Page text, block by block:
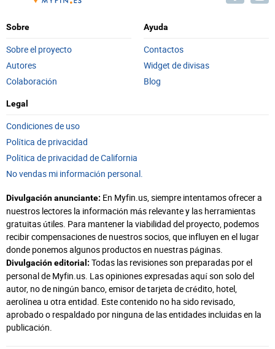
Sobre
Sobre el proyecto
Autores
Colaboración
Ayuda
Contactos
Widget de divisas
Blog
Legal
Condiciones de uso
Política de privacidad
Política de privacidad de California
No vendas mi información personal.
Divulgación anunciante: En Myfin.us, siempre intentamos ofrecer a
nuestros lectores la información más relevante y las herramientas
gratuitas útiles. Para mantener la viabilidad del proyecto, podemos
recibir compensaciones de nuestros socios, que influyen en el lugar
donde ponemos algunos productos en nuestras páginas.
Divulgación editorial: Todas las revisiones son preparadas por el
personal de Myfin.us. Las opiniones expresadas aquí son solo del
autor, no de ningún banco, emisor de tarjeta de crédito, hotel,
aerolínea u otra entidad. Este contenido no ha sido revisado,
aprobado o respaldado por ninguna de las entidades incluidas en la
publicación.